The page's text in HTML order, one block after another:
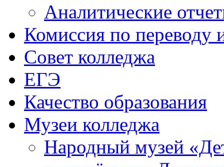
Аналитические
Комиссия по переводу
Совет колледжа
ЕГЭ
Качество образования
Музеи колледжа
Народный музей